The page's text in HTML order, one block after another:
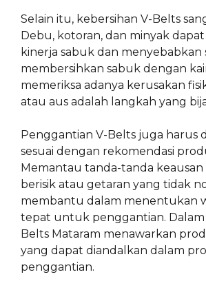
Selain itu, kebersihan V-Belts
Debu, kotoran, dan minyak
kinerja sabuk dan menyebabkan
membersihkan sabuk dengan
memeriksa adanya kerusakan
atau aus adalah langkah yang
Penggantian V-Belts juga harus
sesuai dengan rekomendasi
Memantau tanda-tanda keausan
berisik atau getaran yang tidak
membantu dalam menentukan
tepat untuk penggantian. Dalam
Belts Mataram menawarkan
yang dapat diandalkan dalam
penggantian.